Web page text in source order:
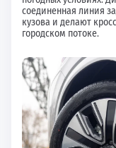
соединенная линия
кузова и делают
городском потоке.